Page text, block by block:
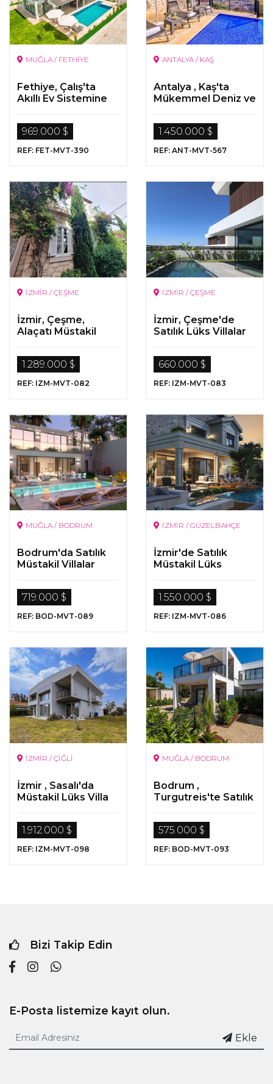
MUĞLA / FETHİYE
Fethiye, Çalış'ta
Akıllı Ev Sistemine
Havuzlu Lüks Villa
969.000 $
REF: FET-MVT-390
ANTALYA / KAŞ
Antalya , Kaş'ta
Mükemmel Deniz ve
Lüks Villa
1.450.000 $
REF: ANT-MVT-567
İZMİR / ÇEŞME
İzmir, Çeşme,
Alaçatı Müstakil
1.289.000 $
REF: IZM-MVT-082
İZMİR / ÇEŞME
İzmir, Çeşme'de
Satılık Lüks Villalar
660.000 $
REF: IZM-MVT-083
MUĞLA / BODRUM
Bodrum'da Satılık
Müstakil Villalar
719.000 $
REF: BOD-MVT-089
İZMİR / GÜZELBAHÇE
İzmir'de Satılık
Müstakil Lüks
1.550.000 $
REF: IZM-MVT-086
İZMİR / ÇİĞLİ
İzmir , Sasalı'da
Müstakil Lüks Villa
1.912.000 $
REF: IZM-MVT-098
MUĞLA / BODRUM
Bodrum ,
Turgutreis'te Satılık
Villalar
575.000 $
REF: BOD-MVT-093
Bizi Takip Edin
E-Posta listemize kayıt olun.
Ekle